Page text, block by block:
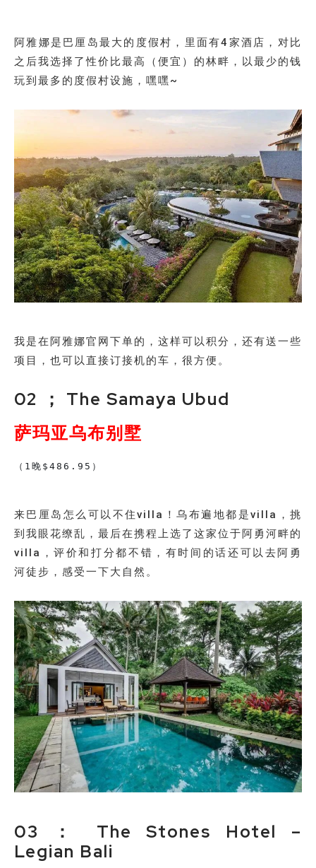
阿雅娜是巴厘岛最大的度假村，里面有4家酒店，对比
之后我选择了性价比最高（便宜）的林畔，以最少的钱
玩到最多的度假村设施，嘿嘿~
我是在阿雅娜官网下单的，这样可以积分，还有送一些
项目，也可以直接订接机的车，很方便。
02 ； The Samaya Ubud
萨玛亚乌布别墅
（1晚$486.95）
来巴厘岛怎么可以不住villa！乌布遍地都是villa，挑
到我眼花缭乱，最后在携程上选了这家位于阿勇河畔的
villa，评价和打分都不错，有时间的话还可以去阿勇
河徒步，感受一下大自然。
03 ： The Stones Hotel –
Legian Bali